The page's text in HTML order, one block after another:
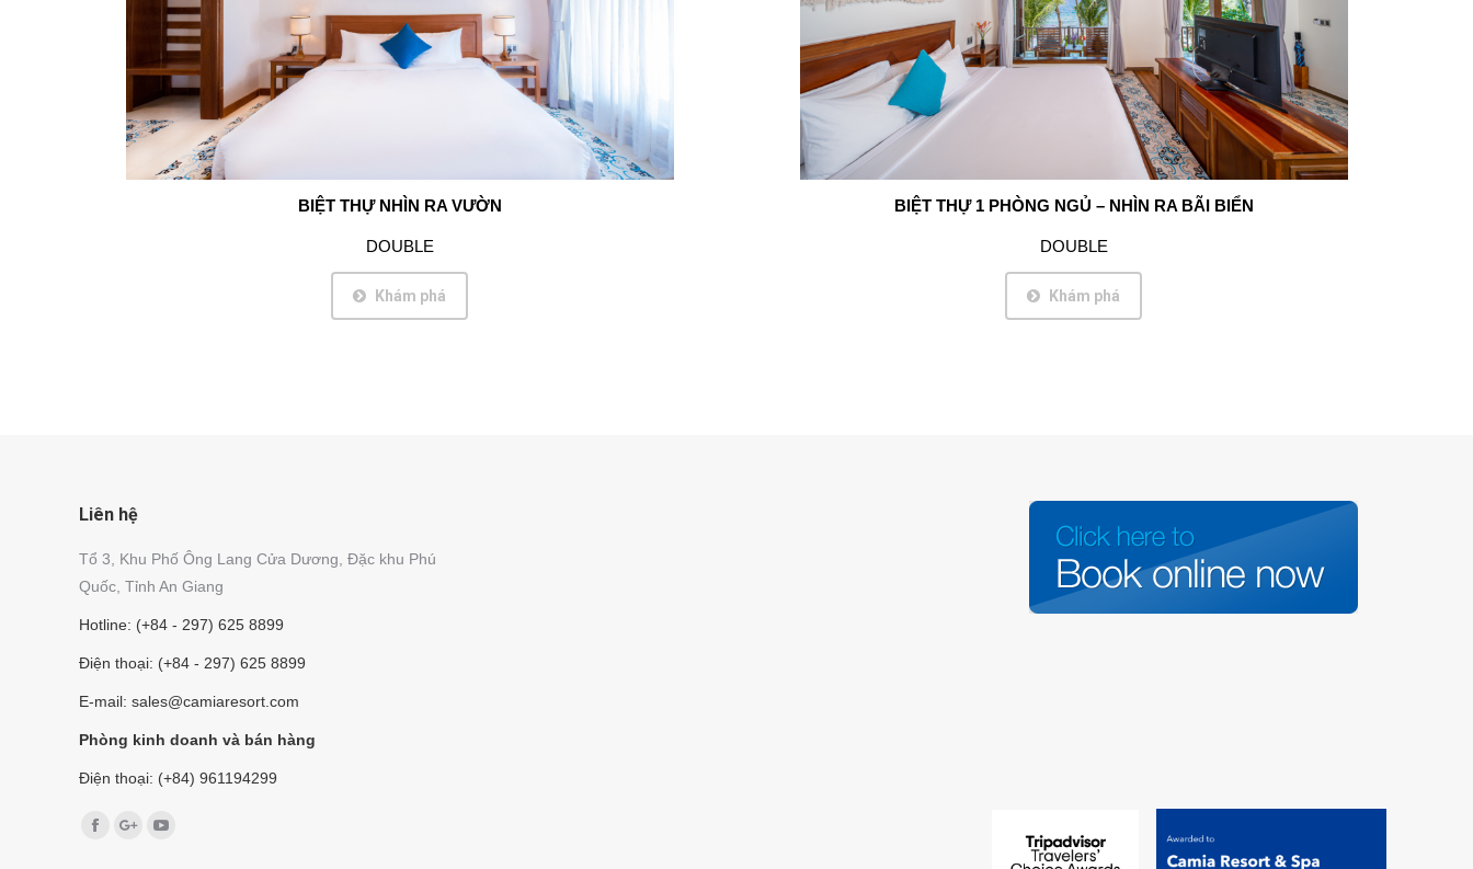
BIỆT THỰ NHÌN RA VƯỜN
DOUBLE
Khám phá
BIỆT THỰ 1 PHÒNG NGỦ – NHÌN RA BÃI BIỂN
DOUBLE
Khám phá
Liên hệ
Tổ 3, Khu Phố Ông Lang Cửa Dương, Đặc khu Phú
Quốc, Tỉnh An Giang
Hotline: (+84 - 297) 625 8899
Điện thoại: (+84 - 297) 625 8899
E-mail: sales@camiaresort.com
Phòng kinh doanh và bán hàng
Điện thoại: (+84) 961194299
Find us on: